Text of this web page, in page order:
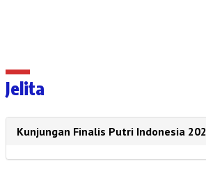
Jelita
Kunjungan Finalis Putri Indonesia